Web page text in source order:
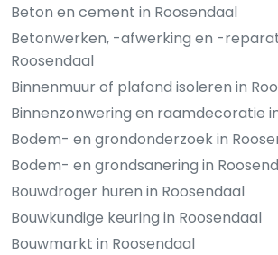
Beton en cement in Roosendaal
Betonwerken, -afwerking en -
Roosendaal
Binnenmuur of plafond isoleren in
Binnenzonwering en raamdecoratie
Bodem- en grondonderzoek in
Bodem- en grondsanering in
Bouwdroger huren in Roosendaal
Bouwkundige keuring in Roosendaal
Bouwmarkt in Roosendaal